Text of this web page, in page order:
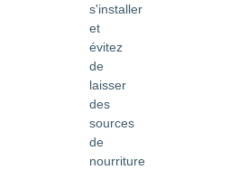
s'installer
et
évitez
de
laisser
des
sources
de
nourriture